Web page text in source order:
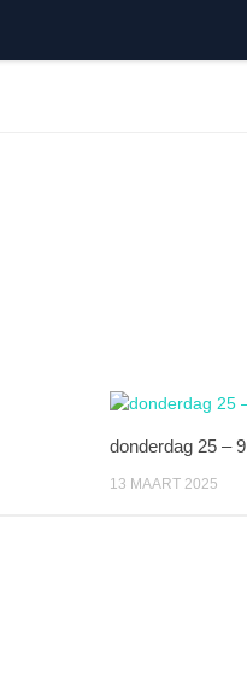
donderdag 25 – 9
13 MAART 2025